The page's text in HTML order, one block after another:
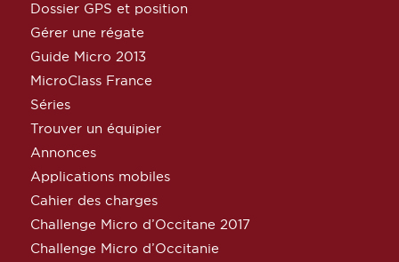
Dossier GPS et position
Gérer une régate
Guide Micro 2013
MicroClass France
Séries
Trouver un équipier
Annonces
Applications mobiles
Cahier des charges
Challenge Micro d’Occitane 2017
Challenge Micro d’Occitanie